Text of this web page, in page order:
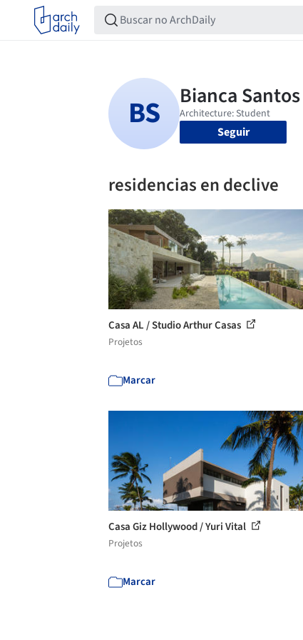
Seguir
residencias en declive
Casa AL / Studio Arthur Casas
Projetos
Marcar
Casa Giz Hollywood / Yuri Vital
Projetos
Marcar